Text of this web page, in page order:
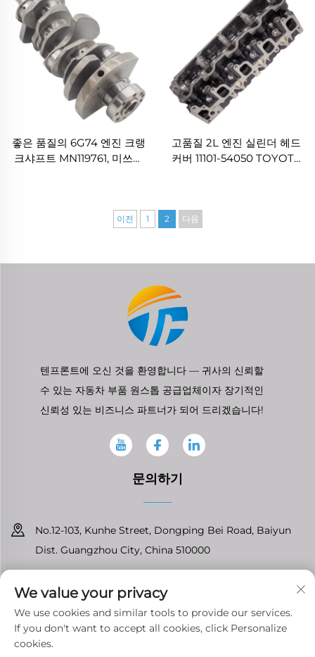
WRANGLER 5.7L V8용 엔
진 캠샤프트
좋은 품질의 6G74 엔진 크랭
크샤프트 MN119761, 미쓰비
고품질 2L 엔진 실린더 헤드
커버 11101-54050 TOYOTA
이전 1 2 다음
텐프론트에 오신 것을 환영합니다 — 귀사의 신뢰할
수 있는 자동차 부품 원스톱 공급업체이자 장기적인
신뢰성 있는 비즈니스 파트너가 되어 드리겠습니다!
문의하기
No.12-103, Kunhe Street, Dongping Bei Road, Baiyun
Dist. Guangzhou City, China 510000
[email protected]
We value your privacy
We use cookies and similar tools to provide our services.
If you don't want to accept all cookies, click Personalize
cookies.